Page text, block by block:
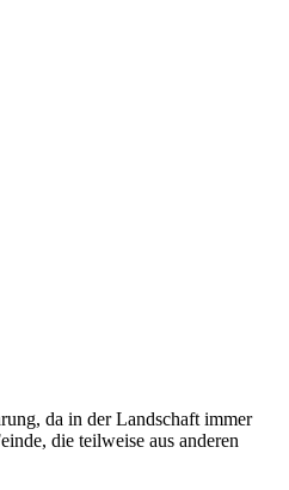
da in der Landschaft immer
die teilweise aus anderen